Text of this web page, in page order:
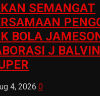
SEMANGAT
BOLA
J
4, 2026 0